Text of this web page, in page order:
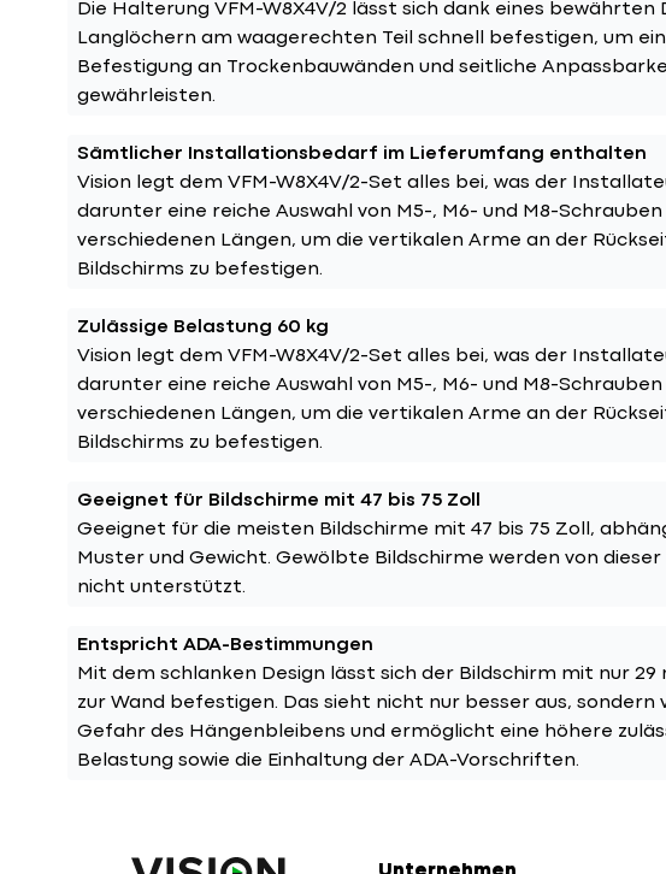
Die Halterung VFM-W8X4V/2 lässt sich dank eines bewährten
Langlöchern am waagerechten Teil schnell befestigen, um
Befestigung an Trockenbauwänden und seitliche
gewährleisten.
Sämtlicher Installationsbedarf im Lieferumfang enthalten
Vision legt dem VFM-W8X4V/2-Set alles bei, was der
darunter eine reiche Auswahl von M5-, M6- und M8-Schrauben
verschiedenen Längen, um die vertikalen Arme an der
Bildschirms zu befestigen.
Zulässige Belastung 60 kg
Vision legt dem VFM-W8X4V/2-Set alles bei, was der
darunter eine reiche Auswahl von M5-, M6- und M8-Schrauben
verschiedenen Längen, um die vertikalen Arme an der
Bildschirms zu befestigen.
Geeignet für Bildschirme mit 47 bis 75 Zoll
Geeignet für die meisten Bildschirme mit 47 bis 75 Zoll,
Muster und Gewicht. Gewölbte Bildschirme werden von
nicht unterstützt.
Entspricht ADA-Bestimmungen
Mit dem schlanken Design lässt sich der Bildschirm mit nur 29
zur Wand befestigen. Das sieht nicht nur besser aus, sondern
Gefahr des Hängenbleibens und ermöglicht eine höhere
Belastung sowie die Einhaltung der ADA-Vorschriften.